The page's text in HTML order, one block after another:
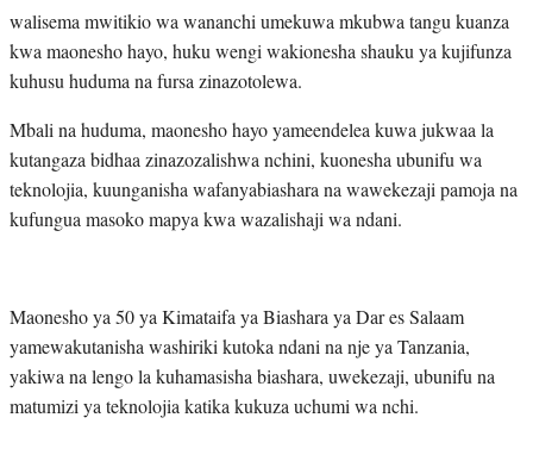
walisema mwitikio wa wananchi umekuwa mkubwa tangu kuanza
kwa maonesho hayo, huku wengi wakionesha shauku ya kujifunza
kuhusu huduma na fursa zinazotolewa.
Mbali na huduma, maonesho hayo yameendelea kuwa jukwaa la
kutangaza bidhaa zinazozalishwa nchini, kuonesha ubunifu wa
teknolojia, kuunganisha wafanyabiashara na wawekezaji pamoja na
kufungua masoko mapya kwa wazalishaji wa ndani.
Maonesho ya 50 ya Kimataifa ya Biashara ya Dar es Salaam
yamewakutanisha washiriki kutoka ndani na nje ya Tanzania,
yakiwa na lengo la kuhamasisha biashara, uwekezaji, ubunifu na
matumizi ya teknolojia katika kukuza uchumi wa nchi.